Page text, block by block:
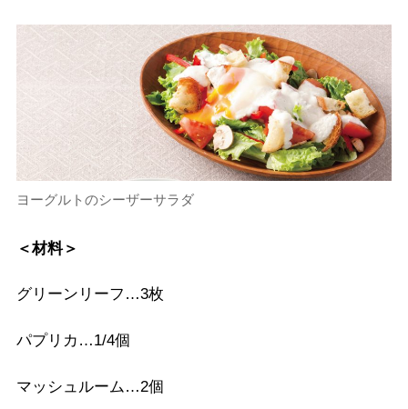
ヨーグルトのシーザーサラダ
＜材料＞
グリーンリーフ…3枚
パプリカ…1/4個
マッシュルーム…2個